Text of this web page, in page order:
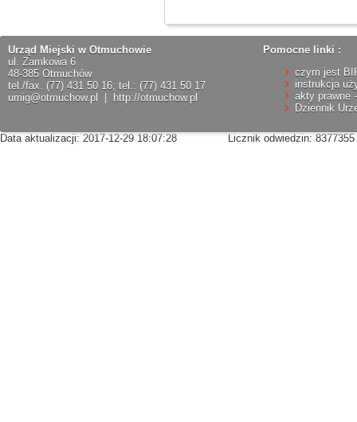
Urząd Miejski w Otmuchowie
ul. Zamkowa 6
48-385 Otmuchów
tel./fax. (77) 431 50 16; tel.: (77) 431 50 17
umig@otmuchow.pl
http://otmuchow.pl
Pomocne linki :
czym jest
instrukcja
akty prawne
Dziennik
Data aktualizacji: 2017-12-29 18:07:28 Licznik odwiedzin: 8377355